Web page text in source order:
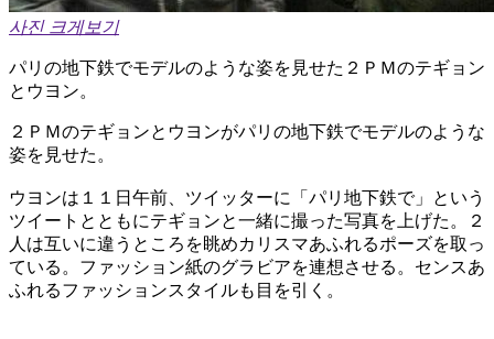
사진 크게보기
パリの地下鉄でモデルのような姿を見せた２ＰＭのテギョン
とウヨン。
２ＰＭのテギョンとウヨンがパリの地下鉄でモデルのような
姿を見せた。
ウヨンは１１日午前、ツイッターに「パリ地下鉄で」という
ツイートとともにテギョンと一緒に撮った写真を上げた。２
人は互いに違うところを眺めカリスマあふれるポーズを取っ
ている。ファッション紙のグラビアを連想させる。センスあ
ふれるファッションスタイルも目を引く。